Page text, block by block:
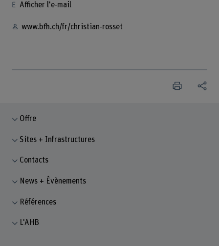
Afficher l'e-mail
www.bfh.ch/fr/christian-rosset
Offre
Sites + Infrastructures
Contacts
News + Évènements
Références
L'AHB